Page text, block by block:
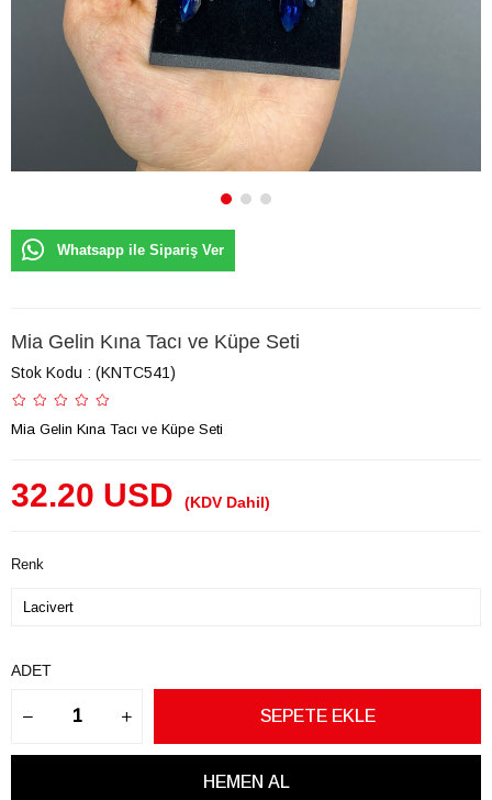
Whatsapp ile Sipariş Ver
Mia Gelin Kına Tacı ve Küpe Seti
Stok Kodu (KNTC541)
Mia Gelin Kına Tacı ve Küpe Seti
32.20 USD (KDV Dahil)
Renk
ADET